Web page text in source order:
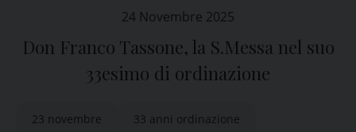
24 Novembre 2025
Don Franco Tassone, la S.Messa nel suo
33esimo di ordinazione
23 novembre 33 anni ordinazione